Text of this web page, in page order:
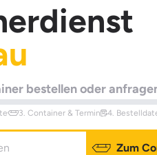
bestellen oder
3. Container & Termin 4.
Zum